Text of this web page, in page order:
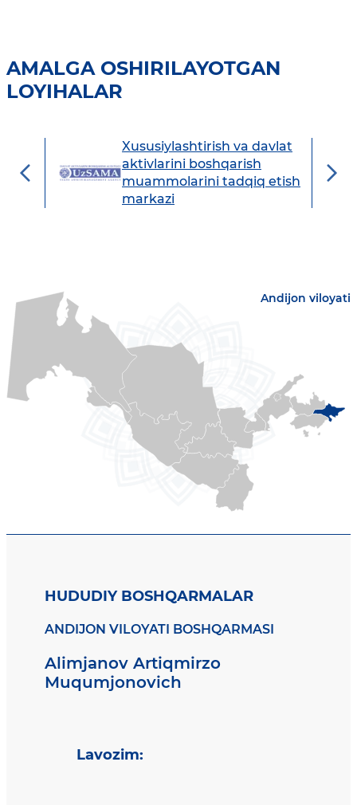
AMALGA OSHIRILAYOTGAN
LOYIHALAR
Xususiylashtirish va davlat
aktivlarini boshqarish
muammolarini tadqiq etish
markazi
Andijon viloyati
HUDUDIY BOSHQARMALAR
ANDIJON VILOYATI BOSHQARMASI
Alimjanov Artiqmirzo
Muqumjonovich
Lavozim: